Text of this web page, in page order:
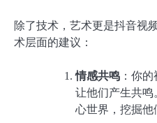
除了技术，艺术更是抖音视
术层面的建议：
情感共鸣 ：你
让他们产生共鸣
心世界，挖掘他